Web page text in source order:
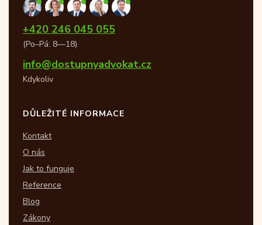
+420 246 045 055
(Po–Pá: 8—18)
info@dostupnyadvokat.cz
Kdykoliv
DŮLEŽITÉ INFORMACE
Kontakt
O nás
Jak to funguje
Reference
Blog
Zákony